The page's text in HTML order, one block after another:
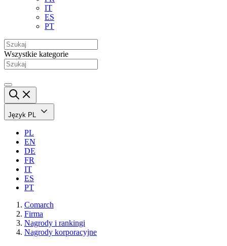
IT
ES
PT
Wszystkie kategorie
Język PL
PL
EN
DE
FR
IT
ES
PT
Comarch
Firma
Nagrody i rankingi
Nagrody korporacyjne